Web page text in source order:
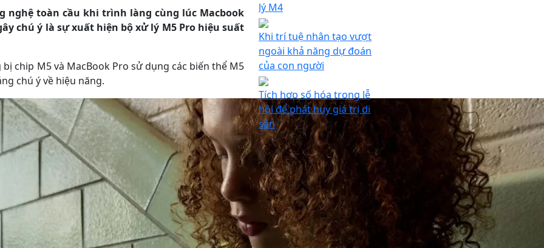
nghệ toàn cầu khi trình làng cùng lúc Macbook
chú ý là sự xuất hiện bộ xử lý M5 Pro hiệu suất
chip M5 và MacBook Pro sử dụng các biến thể M5
chú ý về hiệu năng.
lý M4
Khi trí tuệ nhân tạo vượt
ngoài khả năng dự đoán
của con người
Tích hợp số hóa trong lễ
hội để phát huy giá trị di
sản